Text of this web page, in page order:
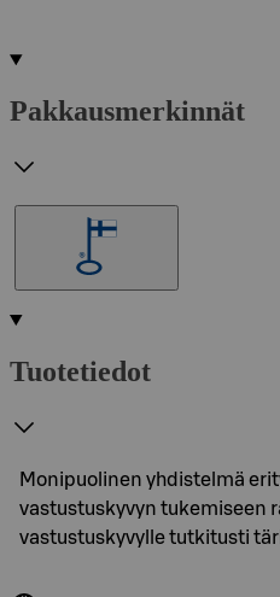
Pakkausmerkinnät
Tuotetiedot
Monipuolinen yhdistelmä
vastustuskyvyn tukemiseen
vastustuskyvylle tutkitusti